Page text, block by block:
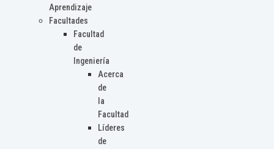
Aprendizaje
Facultades
Facultad
de
Ingeniería
Acerca
de
la
Facultad
Líderes
de